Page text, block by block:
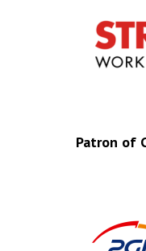
Patron of